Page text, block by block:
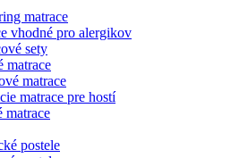
matrace
vhodné pro alergikov
sety
matrace
matrace
matrace pre hostí
matrace
postele